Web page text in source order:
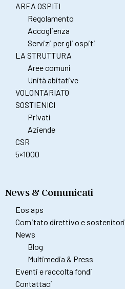
AREA OSPITI
Regolamento
Accoglienza
Servizi per gli ospiti
LA STRUTTURA
Aree comuni
Unità abitative
VOLONTARIATO
SOSTIENICI
Privati
Aziende
CSR
5×1000
News & Comunicati
Eos aps
Comitato direttivo e sostenitori
News
Blog
Multimedia & Press
Eventi e raccolta fondi
Contattaci